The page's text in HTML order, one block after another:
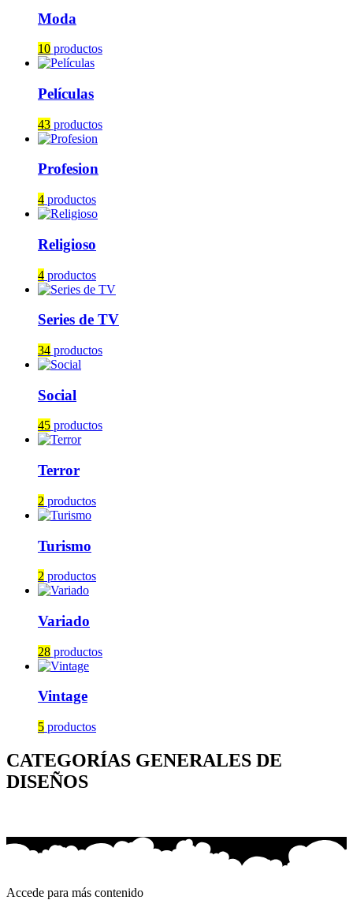
Moda
10 productos
Películas
43 productos
Profesion
4 productos
Religioso
4 productos
Series de TV
34 productos
Social
45 productos
Terror
2 productos
Turismo
2 productos
Variado
28 productos
Vintage
5 productos
CATEGORÍAS GENERALES DE
DISEÑOS
Accede para más contenido